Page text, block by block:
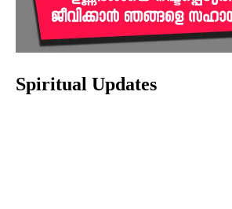
Spiritual Updates